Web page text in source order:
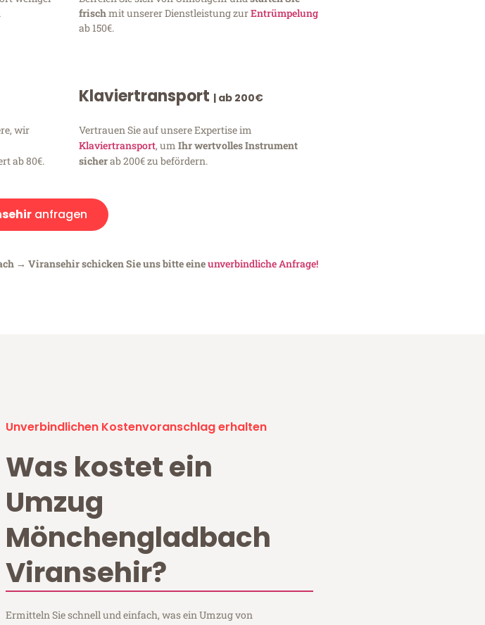
frischmit unserer Dienstleistung zurEntrümpelung
ab 150€.
wir
ab 80€.
Klaviertransport | ab 200€
Vertrauen Sie auf unsere Expertise im
Klaviertransport, um Ihr wertvolles Instrument
sicherab 200€ zu befördern.
anfragen
→ Viransehir schicken Sie uns bitte eineunverbindliche Anfrage!
Unverbindlichen Kostenvoranschlag erhalten
Was kostet ein
Umzug
Mönchengladbach
Viransehir?
Ermitteln Sie schnell und einfach, was ein Umzug von